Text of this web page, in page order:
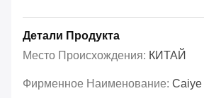
Детали Продукта
Место Происхождения: КИТАЙ
Фирменное Наименование: Caiye